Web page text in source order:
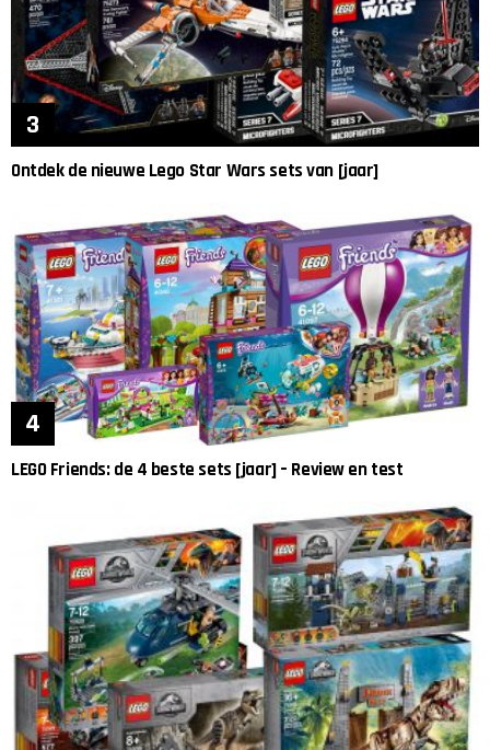
Ontdek de nieuwe Lego Star Wars sets van [jaar]
LEGO Friends: de 4 beste sets [jaar] – Review en test